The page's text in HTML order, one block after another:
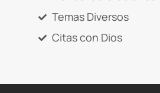
Temas Diversos
Citas con Dios